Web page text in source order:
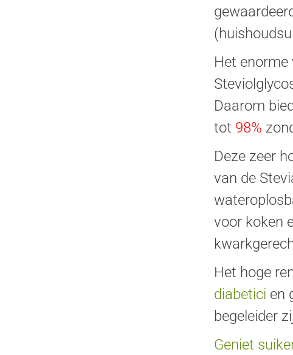
Het
Daarom
tot 98%
Deze zeer
van de
voor koken
Het hoge
diabetici en
begeleider
Geniet